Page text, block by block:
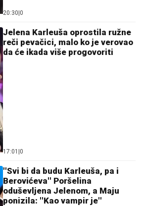
20:30|0
Jelena Karleuša oprostila ružne
reči pevačici, malo ko je verovao
da će ikada više progovoriti
17:01 |0
''Svi bi da budu Karleuša, pa i
Berovićeva'' Poršelina
oduševljena Jelenom, a Maju
ponizila: ''Kao vampir je''